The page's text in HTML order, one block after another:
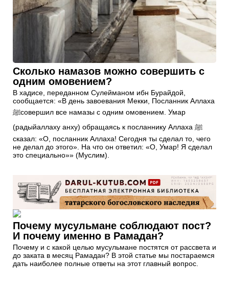
Сколько намазов можно совершить с
одним омовением?
В хадисе, переданном Сулейманом ибн Бурайдой,
сообщается: «В день завоевания Мекки, Посланник Аллаха
ﷺсовершил все намазы с одним омовением. Умар
(радыйаллаху анху) обращаясь к посланнику Аллаха ﷺ
сказал: «О, посланник Аллаха! Сегодня ты сделал то, чего
не делал до этого». На что он ответил: «О, Умар! Я сделал
это специально»» (Муслим).
Почему мусульмане соблюдают пост?
И почему именно в Рамадан?
Почему и с какой целью мусульмане постятся от рассвета и
до заката в месяц Рамадан? В этой статье мы постараемся
дать наиболее полные ответы на этот главный вопрос.